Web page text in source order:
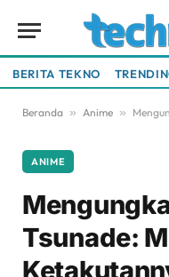
BERITA TEKNO
Beranda » Anime »
ANIME
Tsunade: